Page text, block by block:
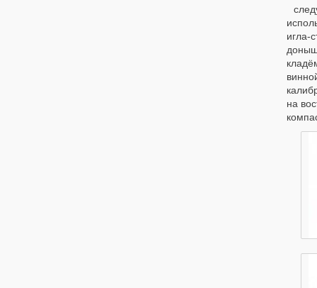
игла-
на